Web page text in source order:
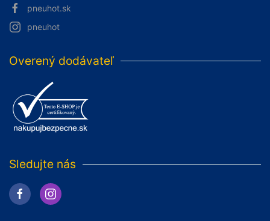
pneuhot.sk
pneuhot
Overený dodávateľ
Sledujte nás